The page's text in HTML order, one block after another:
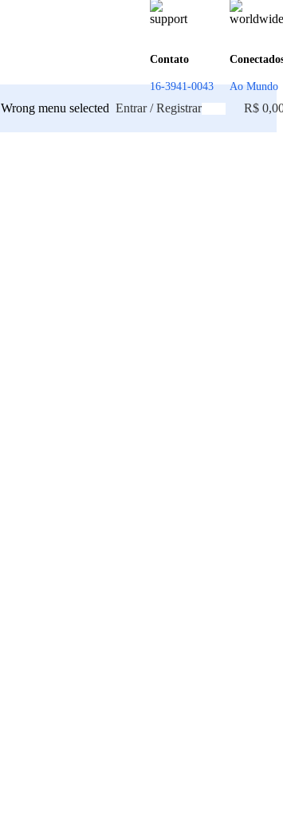
Contato
16-3941-0043 Ao Mundo
Wrong menu selected Entrar / Registrar R$